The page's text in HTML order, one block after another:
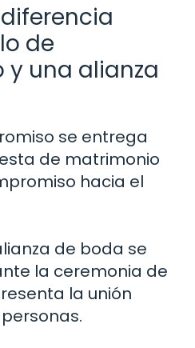
diferencia
de
una alianza
se entrega
de matrimonio
hacia el
de boda se
la ceremonia de
la unión